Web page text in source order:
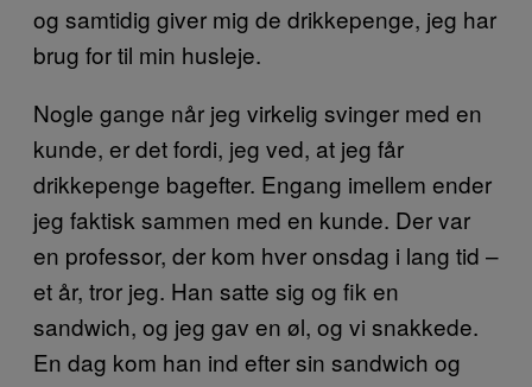
og samtidig giver mig de drikkepenge, jeg har
brug for til min husleje.
Nogle gange når jeg virkelig svinger med en
kunde, er det fordi, jeg ved, at jeg får
drikkepenge bagefter. Engang imellem ender
jeg faktisk sammen med en kunde. Der var
en professor, der kom hver onsdag i lang tid –
et år, tror jeg. Han satte sig og fik en
sandwich, og jeg gav en øl, og vi snakkede.
En dag kom han ind efter sin sandwich og